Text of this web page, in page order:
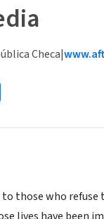
Checa|
those who